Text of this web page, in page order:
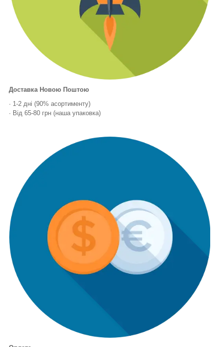
Доставка Новою Поштою
· 1-2 дні (90% асортименту)
· Від 65-80 грн (наша упаковка)